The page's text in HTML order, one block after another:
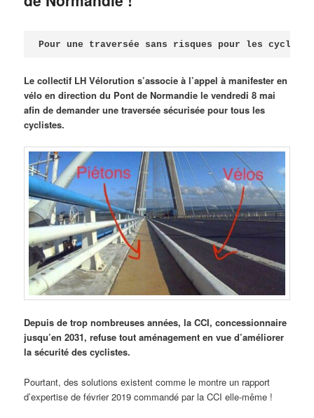
Pour une traversée sans risques pour les
Le collectif LH Vélorution s’associe à l’appel à manifester en
vélo en direction du Pont de Normandie le vendredi 8 mai
afin de demander une traversée sécurisée pour tous les
cyclistes.
Depuis de trop nombreuses années, la CCI, concessionnaire
jusqu’en 2031, refuse tout aménagement en vue d’améliorer
la sécurité des cyclistes.
Pourtant, des solutions existent comme le montre un rapport
d’expertise de février 2019 commandé par la CCI elle-même !